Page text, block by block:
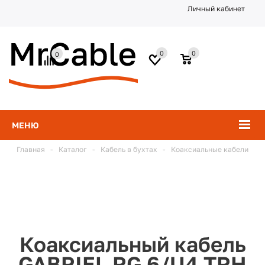
Личный кабинет
МЕНЮ
0
0
0
Главная - Каталог - Кабель в бухтах - Коаксиальные кабели
Коаксиальный кабель